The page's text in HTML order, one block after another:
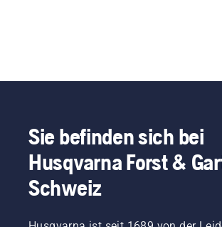
Sie befinden sich bei
Husqvarna Forst &
Schweiz